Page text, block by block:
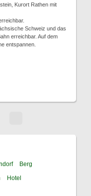
Kurort Rathen mit
Schweiz und das
erreichbar. Auf dem
entspannen.
Berg
Hotel